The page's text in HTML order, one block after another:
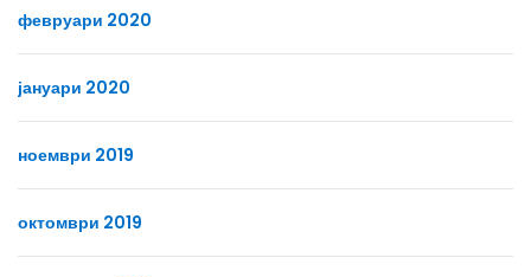
февруари 2020
јануари 2020
ноември 2019
октомври 2019